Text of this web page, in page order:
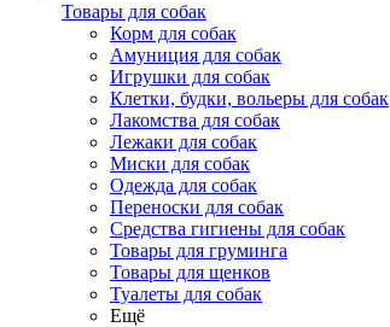
Товары для собак
Корм для собак
Амуниция для собак
Игрушки для собак
Клетки, будки, вольеры для собак
Лакомства для собак
Лежаки для собак
Миски для собак
Одежда для собак
Переноски для собак
Средства гигиены для собак
Товары для груминга
Товары для щенков
Туалеты для собак
Ещё